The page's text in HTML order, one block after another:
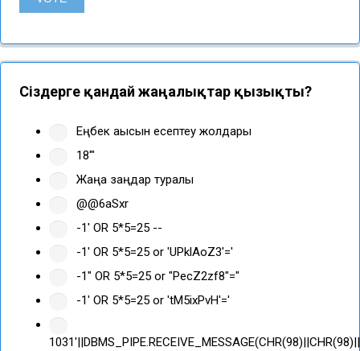
Сіздерге қандай жаңалықтар қызықты?
Еңбек ақысын есептеу жолдары
18'"
Жаңа заңдар туралы
@@6aSxr
-1' OR 5*5=25 --
-1' OR 5*5=25 or 'UPklAoZ3'='
-1" OR 5*5=25 or "PecZ2zf8"="
-1' OR 5*5=25 or 'tM5ixPvH'='